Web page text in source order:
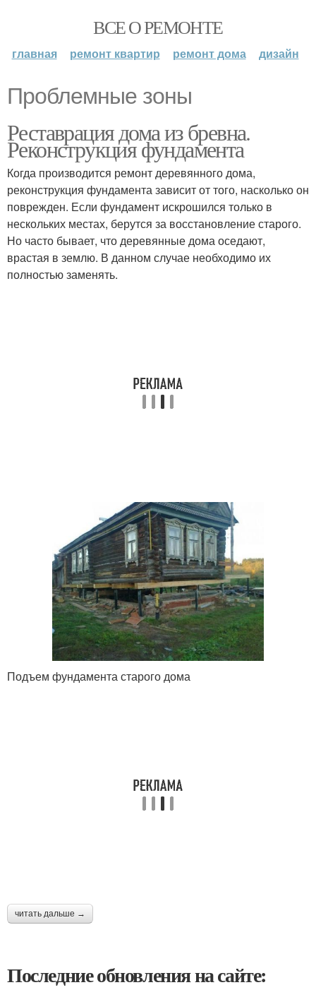
ВСЕ О РЕМОНТЕ
главная ремонт квартир ремонт дома дизайн
Проблемные зоны
Реставрация дома из бревна.
Реконструкция фундамента
Когда производится ремонт деревянного дома,
реконструкция фундамента зависит от того, насколько он
поврежден. Если фундамент искрошился только в
нескольких местах, берутся за восстановление старого.
Но часто бывает, что деревянные дома оседают,
врастая в землю. В данном случае необходимо их
полностью заменять.
Подъем фундамента старого дома
читать дальше →
Последние обновления на сайте: